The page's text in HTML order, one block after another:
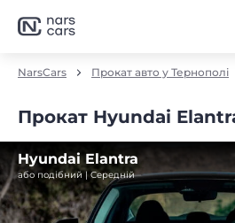
NarsCars Прокат авто у Тернополі
Прокат Hyundai
Hyundai Elantra
або подібний | Середнiй